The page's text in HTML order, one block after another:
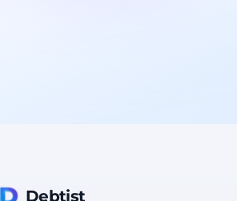
Debtist